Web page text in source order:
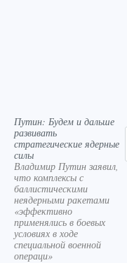
Путин: Будем и дальше
развивать
стратегические ядерные
силы
Владимир Путин заявил,
что комплексы с
баллистическими
неядерными ракетами
«эффективно
применялись в боевых
условиях в ходе
специальной военной
операци»